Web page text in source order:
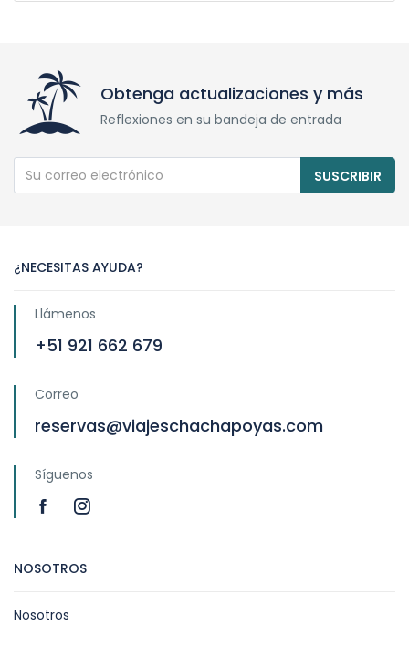
Obtenga actualizaciones y más
Reflexiones en su bandeja de entrada
SUSCRIBIR
¿NECESITAS AYUDA?
Llámenos
+51 921 662 679
Correo
reservas@viajeschachapoyas.com
Síguenos
NOSOTROS
Nosotros